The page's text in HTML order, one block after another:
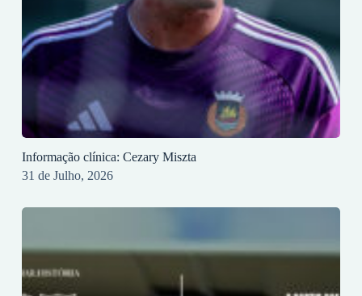
Informação clínica: Cezary Miszta
31 de Julho, 2026